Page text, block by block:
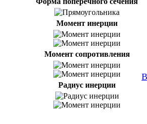
Момент инерции
Момент сопротивления
Радиус инерции